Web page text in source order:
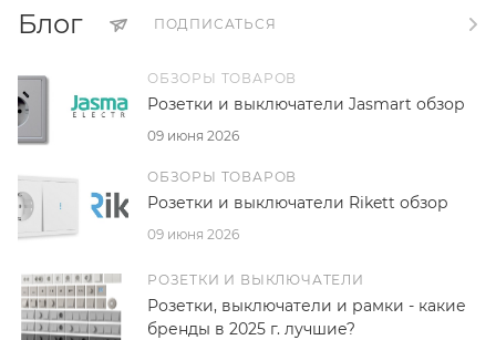
Блог ПОДПИСАТЬСЯ
ОБЗОРЫ ТОВАРОВ
09 июня 2026
Розетки и выключатели Jasmart обзор
ОБЗОРЫ ТОВАРОВ
09 июня 2026
Розетки и выключатели Rikett обзор
РОЗЕТКИ И ВЫКЛЮЧАТЕЛИ
Розетки, выключатели и рамки - какие
бренды в 2025 г. лучшие?